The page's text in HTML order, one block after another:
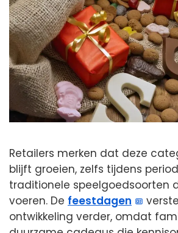
Retailers merken dat deze
blijft groeien, zelfs tijdens
traditionele speelgoedsoorten
voeren. De feestdagen
ontwikkeling verder, omdat